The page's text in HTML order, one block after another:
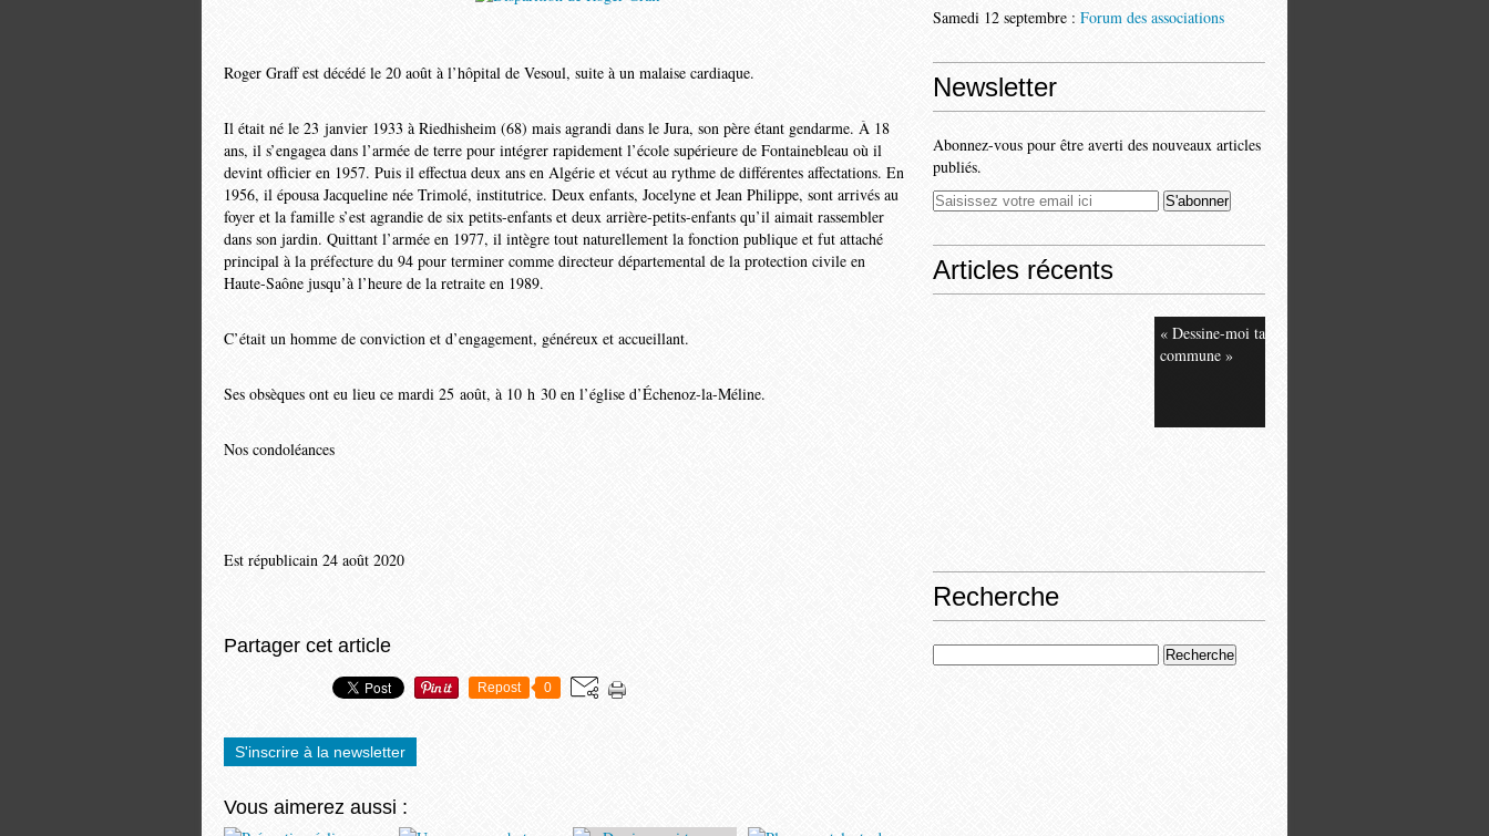
Roger Graff est décédé le 20 août à l’hôpital de Vesoul, suite à un malaise cardiaque.
Il était né le 23 janvier 1933 à Riedhisheim (68) mais agrandi dans le Jura, son père étant gendarme. À 18
ans, il s’engagea dans l’armée de terre pour intégrer rapidement l’école supérieure de Fontainebleau où il
devint officier en 1957. Puis il effectua deux ans en Algérie et vécut au rythme de différentes affectations. En
1956, il épousa Jacqueline née Trimolé, institutrice. Deux enfants, Jocelyne et Jean Philippe, sont arrivés au
foyer et la famille s’est agrandie de six petits-enfants et deux arrière-petits-enfants qu’il aimait rassembler
dans son jardin. Quittant l’armée en 1977, il intègre tout naturellement la fonction publique et fut attaché
principal à la préfecture du 94 pour terminer comme directeur départemental de la protection civile en
Haute-Saône jusqu’à l’heure de la retraite en 1989.
C’était un homme de conviction et d’engagement, généreux et accueillant.
Ses obsèques ont eu lieu ce mardi 25 août, à 10 h 30 en l’église d’Échenoz-la-Méline.
Nos condoléances
Est républicain 24 août 2020
Partager cet article
Repost 0
S'inscrire à la newsletter
Vous aimerez aussi :
Samedi 12 septembre : Forum des associations
Newsletter
Abonnez-vous pour être averti des nouveaux articles
publiés.
Articles récents
« Dessine-moi ta
commune »
Recherche